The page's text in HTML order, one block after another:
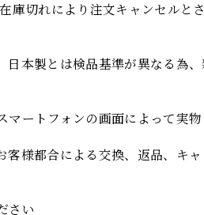
庫切れにより注文キャンセル
日本製とは検品基準が異なる為
マートフォンの画面によって実
客様都合による交換、返品、キャ
さい